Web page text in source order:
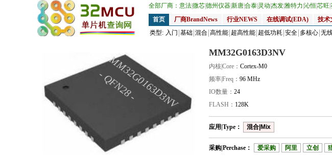
全部厂商： 意法微芯德州仪器新唐合泰 灵动 杰发雅特力 沁恒芯旺
首页
厂商BrandNews 行业NEWS 在线调试(EDA) 技术
类型: 入门 基础 混合 高性能 超高性能 超低功耗 安全 多核心 无
MM32G0163D3NV
- QFN28 -
MM32G0163D3NV
内核|Core： Cortex-M0
频率|Freq： 96 MHz
IO数量： 24
FLASH： 128K
应用|Type： 混合|Mix
采购|Perchase： 爱采购 阿里 立创